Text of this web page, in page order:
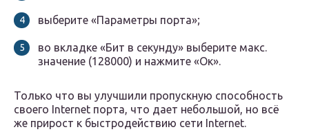
выберите «Параметры порта»;
во вкладке «Бит в секунду» выберите макс.
значение (128000) и нажмите «Ок».
Только что вы улучшили пропускную способность
своего Internet порта, что дает небольшой, но всё
же прирост к быстродействию сети Internet.